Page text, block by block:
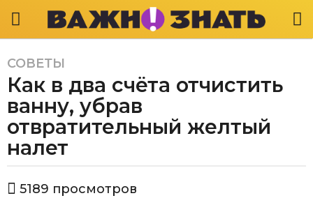
3
г
д
а
a
o
3
СОВЕТЫ
Как в два счёта отчистить
ванну, убрав
отвратительный желтый
налет
в
5189 просмотров